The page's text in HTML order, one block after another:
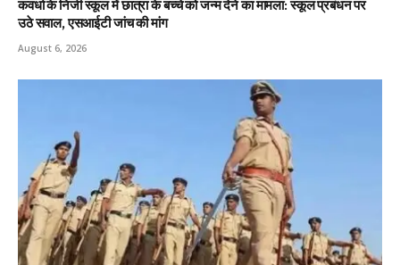
कवर्धा के निजी स्कूल में छात्रा के बच्चे को जन्म देने का मामला: स्कूल प्रबंधन पर
उठे सवाल, एसआईटी जांच की मांग
August 6, 2026